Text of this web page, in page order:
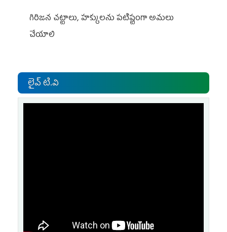
గిరిజన చట్టాలు, హక్కులను పటిష్టంగా అమలు
చేయాలి
లైవ్ టి.వి